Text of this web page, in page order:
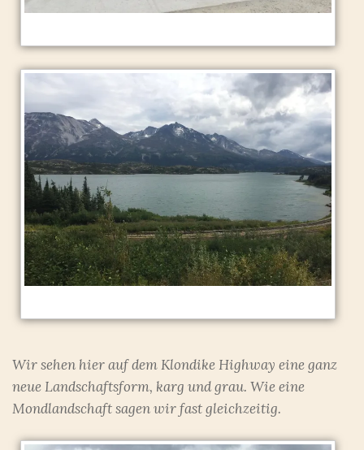
Wir sehen hier auf dem Klondike Highway eine ganz
neue Landschaftsform, karg und grau. Wie eine
Mondlandschaft sagen wir fast gleichzeitig.